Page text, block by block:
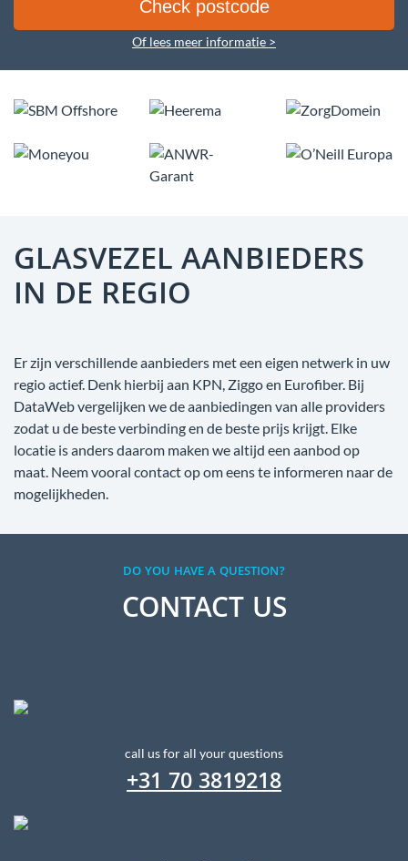
Of lees meer informatie >
GLASVEZEL AANBIEDERS
IN DE REGIO
Er zijn verschillende aanbieders met een eigen netwerk in uw
regio actief. Denk hierbij aan KPN, Ziggo en Eurofiber. Bij
DataWeb vergelijken we de aanbiedingen van alle providers
zodat u de beste verbinding en de beste prijs krijgt. Elke
locatie is anders daarom maken we altijd een aanbod op
maat. Neem vooral contact op om eens te informeren naar de
mogelijkheden.
DO YOU HAVE A QUESTION?
CONTACT US
call us for all your questions
+31 70 3819218